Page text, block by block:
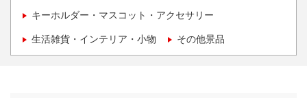
キーホルダー・マスコット・アクセサリー
生活雑貨・インテリア・小物 その他景品